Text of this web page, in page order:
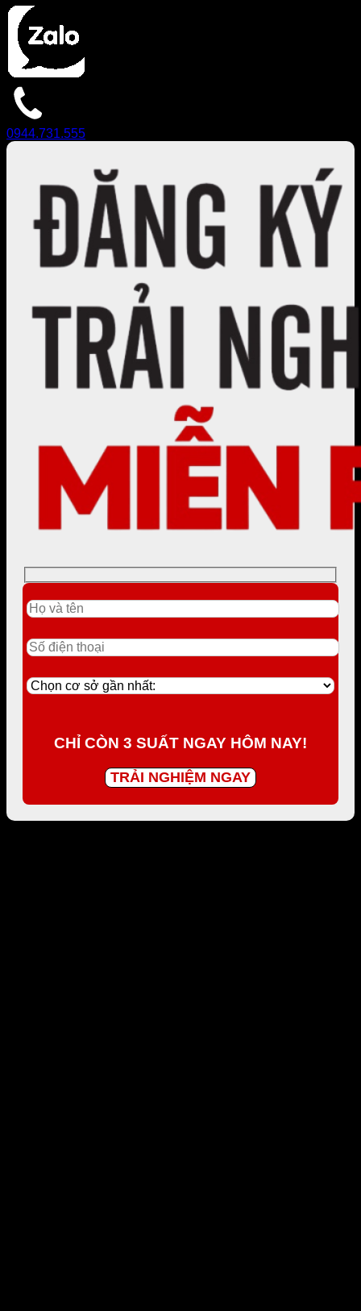
0944.731.555
CHỈ CÒN 3 SUẤT NGAY HÔM NAY!